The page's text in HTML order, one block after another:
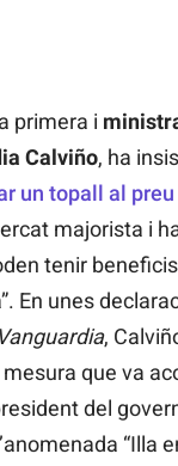
primera i
Calviño, ha
un topall al preu
majorista i
tenir
En unes
,
que va
del
“Illa